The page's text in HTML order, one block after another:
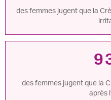
des femmes jugent que la
des femmes jugent que la
après